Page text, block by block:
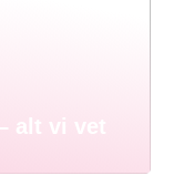
alt vi vet